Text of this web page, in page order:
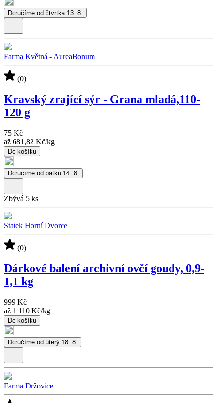
Doručíme od čtvrtka 13. 8.
Farma Květná - AureaBonum
(0)
Kravský zrající sýr - Grana mladá,110-
120 g
75 Kč
až 681,82 Kč/kg
Do košíku
Doručíme od pátku 14. 8.
Zbývá 5 ks
Statek Horní Dvorce
(0)
Dárkové balení archivní ovčí goudy, 0,9-
1,1 kg
999 Kč
až 1 110 Kč/kg
Do košíku
Doručíme od úterý 18. 8.
Farma Držovice